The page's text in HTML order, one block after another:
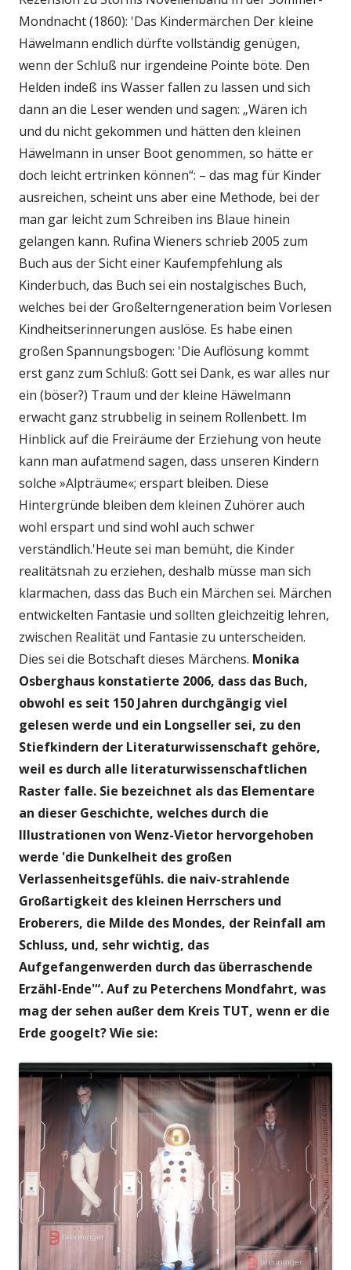
Mondnacht (1860): 'Das Kindermärchen Der kleine
Häwelmann endlich dürfte vollständig genügen,
wenn der Schluß nur irgendeine Pointe böte. Den
Helden indeß ins Wasser fallen zu lassen und sich
dann an die Leser wenden und sagen: „Wären ich
und du nicht gekommen und hätten den kleinen
Häwelmann in unser Boot genommen, so hätte er
doch leicht ertrinken können“: – das mag für Kinder
ausreichen, scheint uns aber eine Methode, bei der
man gar leicht zum Schreiben ins Blaue hinein
gelangen kann. Rufina Wieners schrieb 2005 zum
Buch aus der Sicht einer Kaufempfehlung als
Kinderbuch, das Buch sei ein nostalgisches Buch,
welches bei der Großelterngeneration beim Vorlesen
Kindheitserinnerungen auslöse. Es habe einen
großen Spannungsbogen: 'Die Auflösung kommt
erst ganz zum Schluß: Gott sei Dank, es war alles nur
ein (böser?) Traum und der kleine Häwelmann
erwacht ganz strubbelig in seinem Rollenbett. Im
Hinblick auf die Freiräume der Erziehung von heute
kann man aufatmend sagen, dass unseren Kindern
solche »Alpträume«; erspart bleiben. Diese
Hintergründe bleiben dem kleinen Zuhörer auch
wohl erspart und sind wohl auch schwer
verständlich.'Heute sei man bemüht, die Kinder
realitätsnah zu erziehen, deshalb müsse man sich
klarmachen, dass das Buch ein Märchen sei. Märchen
entwickelten Fantasie und sollten gleichzeitig lehren,
zwischen Realität und Fantasie zu unterscheiden.
Dies sei die Botschaft dieses Märchens. Monika
Osberghaus konstatierte 2006, dass das Buch,
obwohl es seit 150 Jahren durchgängig viel
gelesen werde und ein Longseller sei, zu den
Stiefkindern der Literaturwissenschaft gehöre,
weil es durch alle literaturwissenschaftlichen
Raster falle. Sie bezeichnet als das Elementare
an dieser Geschichte, welches durch die
Illustrationen von Wenz-Vietor hervorgehoben
werde 'die Dunkelheit des großen
Verlassenheitsgefühls. die naiv-strahlende
Großartigkeit des kleinen Herrschers und
Eroberers, die Milde des Mondes, der Reinfall am
Schluss, und, sehr wichtig, das
Aufgefangenwerden durch das überraschende
Erzähl-Ende'“. Auf zu Peterchens Mondfahrt, was
mag der sehen außer dem Kreis TUT, wenn er die
Erde googelt? Wie sie: